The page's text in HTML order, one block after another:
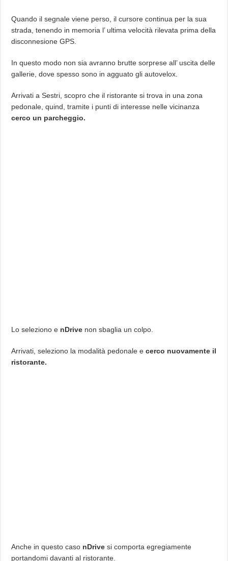
Quando il segnale viene perso, il cursore continua per la sua
strada, tenendo in memoria l’ ultima velocità rilevata prima della
disconnesione GPS.
In questo modo non sia avranno brutte sorprese all’ uscita delle
gallerie, dove spesso sono in agguato gli autovelox.
Arrivati a Sestri, scopro che il ristorante si trova in una zona
pedonale, quind, tramite i punti di interesse nelle vicinanza
cerco un parcheggio.
Lo seleziono e nDrive non sbaglia un colpo.
Arrivati, seleziono la modalità pedonale ecerco nuovamente il
ristorante.
Anche in questo caso nDrivesi comporta egregiamente
portandomi davanti al ristorante.